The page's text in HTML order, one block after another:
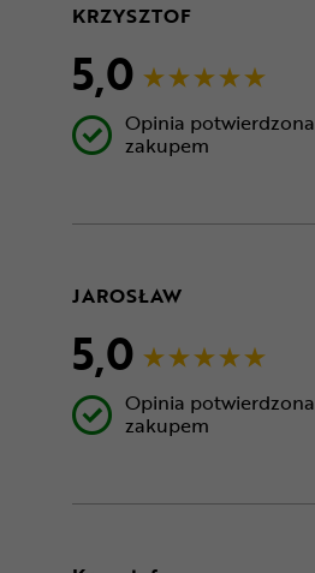
KRZYSZTOF
5,0
Opinia potwierdzona
zakupem
JAROSŁAW
5,0
Opinia potwierdzona
zakupem